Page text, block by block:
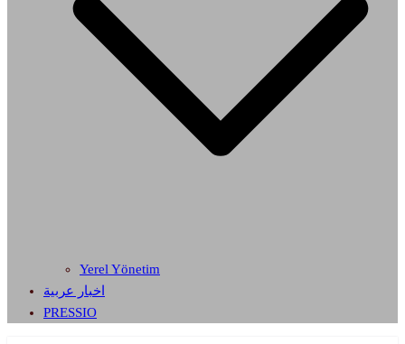
Yerel Yönetim
اخبار عربية
PRESSIO